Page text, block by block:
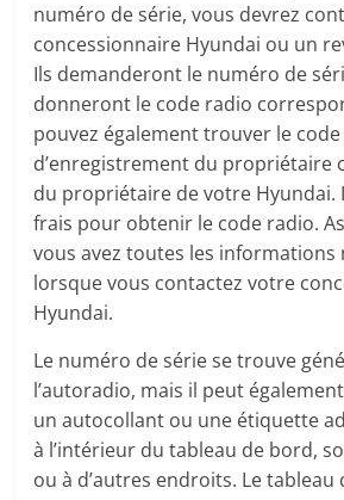
numéro de série, vous devrez
concessionnaire Hyundai ou un
Ils demanderont le numéro de
donneront le code radio
pouvez également trouver le
d’enregistrement du propriétaire
du propriétaire de votre Hyundai.
frais pour obtenir le code radio.
vous avez toutes les informations
lorsque vous contactez votre
Hyundai.
Le numéro de série se trouve
l’autoradio, mais il peut
un autocollant ou une étiquette
à l’intérieur du tableau de bord,
ou à d’autres endroits. Le